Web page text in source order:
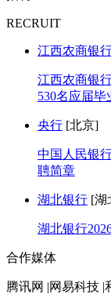
RECRUIT
江西农商银
江西农商银
530名应届毕
央行 [北京]
中国人民银
聘简章
湖北银行 [湖
湖北银行
合作媒体
腾讯网 |网易科技 |